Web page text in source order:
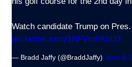
Watch candidate Trump on
pic.twitter.com/1HFVmPASU3
— Bradd Jaffy (@BraddJaffy) June 4,